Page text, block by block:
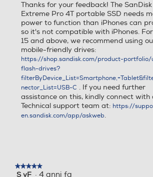
Thanks for your feedback! The SanDisk
Extreme Pro 4T portable SSD needs
power to function than iPhones can
so it's not compatible with iPhones.
15 and above, we recommend using
mobile-friendly drives:
https://shop.sandisk.com/product-portfolio/
flash-drives?
nector_List=USB-C . If you need further
assistance on this, kindly connect with
Technical support team at: https://
en.sandisk.com/app/askweb.
★★★★★
★★★★★
5
S vF · 4 anni fa